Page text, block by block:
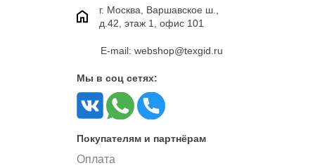
г. Москва, Варшавское ш.,
д.42, этаж 1, офис 101
E-mail: webshop@texgid.ru
Мы в соц сетях:
Покупателям и партнёрам
Оплата